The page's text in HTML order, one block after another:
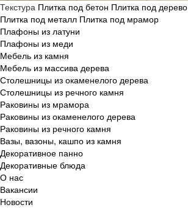
Текстура Плитка под бетон Плитка под дерево
Плитка под металл Плитка под мрамор
Плафоны из латуни
Плафоны из меди
Мебель из камня
Мебель из массива дерева
Столешницы из окаменелого дерева
Столешницы из речного камня
Раковины из мрамора
Раковины из окаменелого дерева
Раковины из речного камня
Вазы, вазоны, кашпо из камня
Декоративное панно
Декоративные блюда
О нас
Вакансии
Новости